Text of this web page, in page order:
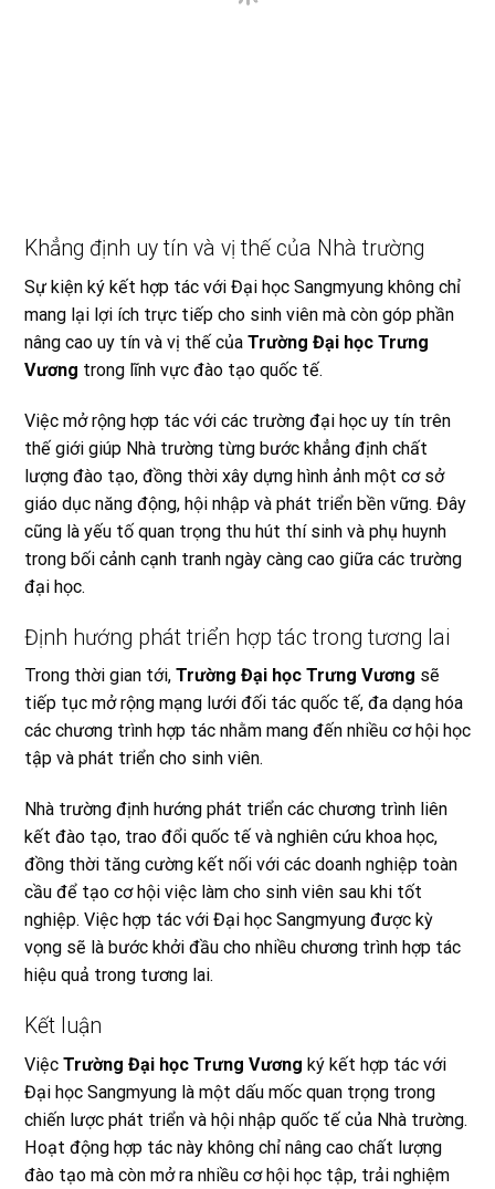
Khẳng định uy tín và vị thế của Nhà trường
Sự kiện ký kết hợp tác với Đại học Sangmyung không chỉ
mang lại lợi ích trực tiếp cho sinh viên mà còn góp phần
nâng cao uy tín và vị thế của Trường Đại học Trưng
Vương trong lĩnh vực đào tạo quốc tế.
Việc mở rộng hợp tác với các trường đại học uy tín trên
thế giới giúp Nhà trường từng bước khẳng định chất
lượng đào tạo, đồng thời xây dựng hình ảnh một cơ sở
giáo dục năng động, hội nhập và phát triển bền vững. Đây
cũng là yếu tố quan trọng thu hút thí sinh và phụ huynh
trong bối cảnh cạnh tranh ngày càng cao giữa các trường
đại học.
Định hướng phát triển hợp tác trong tương lai
Trong thời gian tới, Trường Đại học Trưng Vương sẽ
tiếp tục mở rộng mạng lưới đối tác quốc tế, đa dạng hóa
các chương trình hợp tác nhằm mang đến nhiều cơ hội học
tập và phát triển cho sinh viên.
Nhà trường định hướng phát triển các chương trình liên
kết đào tạo, trao đổi quốc tế và nghiên cứu khoa học,
đồng thời tăng cường kết nối với các doanh nghiệp toàn
cầu để tạo cơ hội việc làm cho sinh viên sau khi tốt
nghiệp. Việc hợp tác với Đại học Sangmyung được kỳ
vọng sẽ là bước khởi đầu cho nhiều chương trình hợp tác
hiệu quả trong tương lai.
Kết luận
Việc Trường Đại học Trưng Vương ký kết hợp tác với
Đại học Sangmyung là một dấu mốc quan trọng trong
chiến lược phát triển và hội nhập quốc tế của Nhà trường.
Hoạt động hợp tác này không chỉ nâng cao chất lượng
đào tạo mà còn mở ra nhiều cơ hội học tập, trải nghiệm